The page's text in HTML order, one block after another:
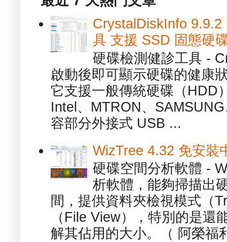
CrystalDiskInfo 9.9.2
具 支援 SSD 固態硬
硬碟檢測健診工具 -
啟動後即可顯示硬碟的健康
它支援一般傳統硬碟（HDD
Intel、MTRON、
容部分外接式 USB ...
WizTree 4.32 免安裝
硬碟空間分析軟體 -
析軟體，能夠掃描出
間，提供資料夾檢視模式（
（File View），特別的是還
解其佔用的大小。（ 阿榮福